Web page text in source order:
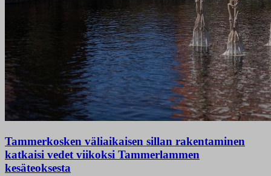
Tammerkosken väliaikaisen sillan rakentaminen
katkaisi vedet viikoksi Tammerlammen
kesäteoksesta